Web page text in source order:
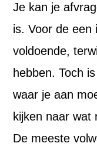
Je kan je
is. Voor de een
voldoende,
hebben. Toch
waar je aan
kijken naar wat
De meeste